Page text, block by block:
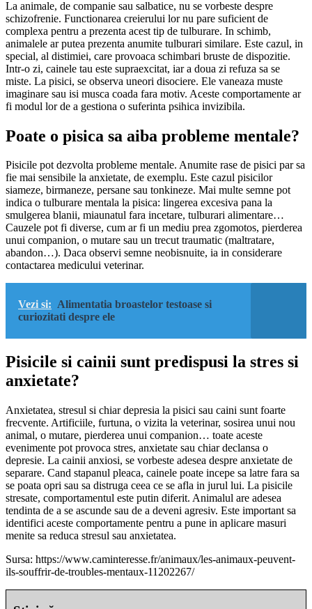
La animale, de companie sau salbatice, nu se vorbeste despre
schizofrenie. Functionarea creierului lor nu pare suficient de
complexa pentru a prezenta acest tip de tulburare. In schimb,
animalele ar putea prezenta anumite tulburari similare. Este cazul, in
special, al distimiei, care provoaca schimbari bruste de dispozitie.
Intr-o zi, cainele tau este supraexcitat, iar a doua zi refuza sa se
miste. La pisici, se observa uneori disociere. Ele vaneaza muste
imaginare sau isi musca coada fara motiv. Aceste comportamente ar
fi modul lor de a gestiona o suferinta psihica invizibila.
Poate o pisica sa aiba probleme mentale?
Pisicile pot dezvolta probleme mentale. Anumite rase de pisici par sa
fie mai sensibile la anxietate, de exemplu. Este cazul pisicilor
siameze, birmaneze, persane sau tonkineze. Mai multe semne pot
indica o tulburare mentala la pisica: lingerea excesiva pana la
smulgerea blanii, miaunatul fara incetare, tulburari alimentare…
Cauzele pot fi diverse, cum ar fi un mediu prea zgomotos, pierderea
unui companion, o mutare sau un trecut traumatic (maltratare,
abandon…). Daca observi semne neobisnuite, ia in considerare
contactarea medicului veterinar.
Vezi si: Alimentatia broastelor testoase si
curiozitati despre ele
Pisicile si cainii sunt predispusi la stres si
anxietate?
Anxietatea, stresul si chiar depresia la pisici sau caini sunt foarte
frecvente. Artificiile, furtuna, o vizita la veterinar, sosirea unui nou
animal, o mutare, pierderea unui companion… toate aceste
evenimente pot provoca stres, anxietate sau chiar declansa o
depresie. La cainii anxiosi, se vorbeste adesea despre anxietate de
separare. Cand stapanul pleaca, cainele poate incepe sa latre fara sa
se poata opri sau sa distruga ceea ce se afla in jurul lui. La pisicile
stresate, comportamentul este putin diferit. Animalul are adesea
tendinta de a se ascunde sau de a deveni agresiv. Este important sa
identifici aceste comportamente pentru a pune in aplicare masuri
menite sa reduca stresul sau anxietatea.
Sursa: https://www.caminteresse.fr/animaux/les-animaux-peuvent-
ils-souffrir-de-troubles-mentaux-11202267/